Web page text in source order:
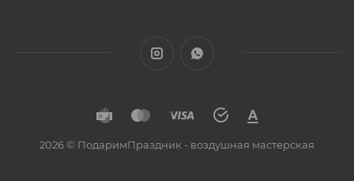
2026 © ПодаримПраздник - воздушная мастерская